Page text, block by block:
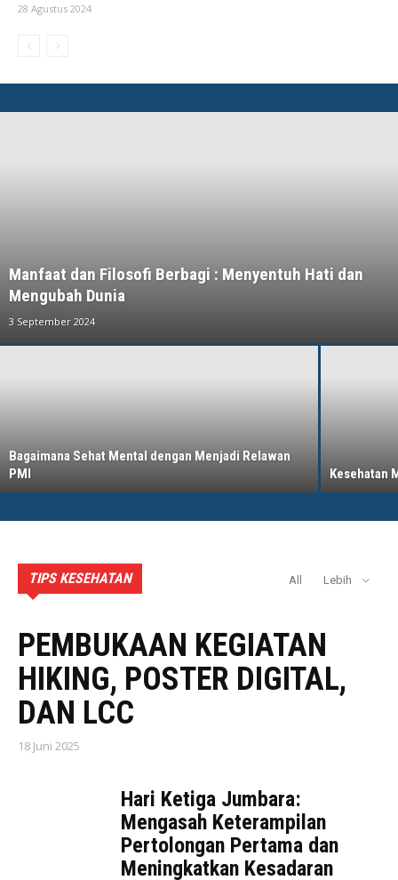
28 Agustus 2024
Manfaat dan Filosofi Berbagi : Menyentuh Hati dan
Mengubah Dunia
3 September 2024
Bagaimana Sehat Mental dengan Menjadi Relawan
PMI
Kesehatan
TIPS KESEHATAN All
Lebih
AKTIVITAS PMI BADUNG
PEMBUKAAN KEGIATAN
HIKING, POSTER DIGITAL,
DAN LCC
18 Juni 2025
Hari Ketiga Jumbara:
Mengasah Keterampilan
Pertolongan Pertama dan
Meningkatkan Kesadaran